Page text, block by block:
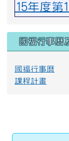
年度第1
國福行事曆
國福行事曆
課程計畫